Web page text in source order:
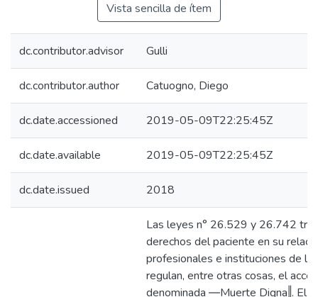
Vista sencilla de ítem
dc.contributor.advisor Gulli
dc.contributor.author Catuogno, Diego
dc.date.accessioned 2019-05-09T22:25:45Z
dc.date.available 2019-05-09T22:25:45Z
dc.date.issued 2018
Las leyes n° 26.529 y 26.742
derechos del paciente en su
profesionales e instituciones de la
regulan, entre otras cosas, el
denominada ―Muerte Digna‖. El